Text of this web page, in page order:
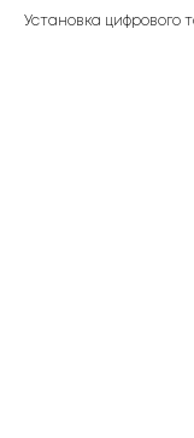
Установка цифрового